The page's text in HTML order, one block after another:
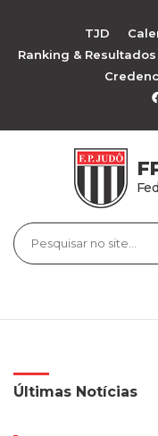
TJD
Ranking & Resultados
Últimas Notícias